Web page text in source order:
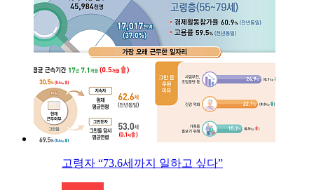
고령자 “73.6세까지 일하고 싶다”